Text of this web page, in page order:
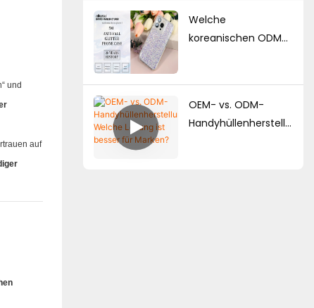
und
auf
e, Preisfaktoren &
Produktionsleitfaden
Welche
koreanischen ODM-
Designkompetenzen
?
OEM- vs. ODM-
Handyhüllenherstellu